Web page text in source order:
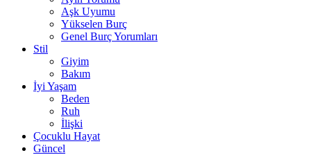
Aşk Uyumu
Yükselen Burç
Genel Burç Yorumları
Stil
Giyim
Bakım
İyi Yaşam
Beden
Ruh
İlişki
Çocuklu Hayat
Güncel